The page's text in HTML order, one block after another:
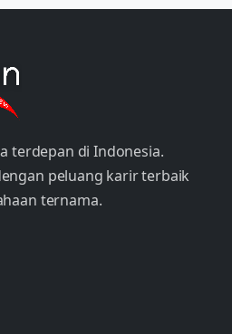
terdepan di Indonesia.
peluang karir terbaik
ternama.